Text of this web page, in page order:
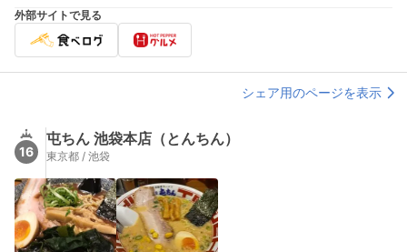
外部サイトで見る
シェア用のページを表示
16
屯ちん 池袋本店（とんちん）
東京都 / 池袋